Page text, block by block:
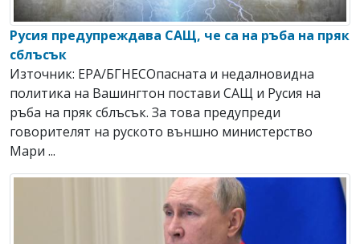
Русия предупреждава САЩ, че са на ръба на пряк
сблъсък
Източник: EPA/БГНЕСОпасната и недалновидна
политика на Вашингтон постави САЩ и Русия на
ръба на пряк сблъсък. За това предупреди
говорителят на руското външно министерство
Мари ...